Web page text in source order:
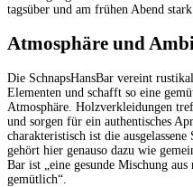
tagsüber und am frühen Abend
Atmosphäre und
Die SchnapsHansBar vereint
Elementen und schafft so eine
Atmosphäre. Holzverkleidungen
und sorgen für ein authentisches
charakteristisch ist die
gehört hier genauso dazu wie
Bar ist „eine gesunde Mischung
gemütlich“.